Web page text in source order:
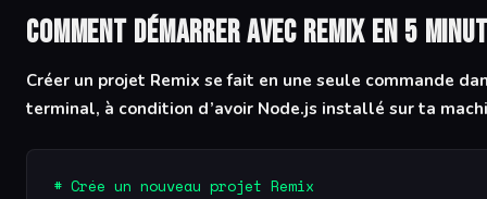
Comment démarrer avec Remix en 5
Créer un projet Remix se fait en une seule commande
terminal, à condition d’avoir Node.js installé sur ta
# Crée un nouveau projet Remix